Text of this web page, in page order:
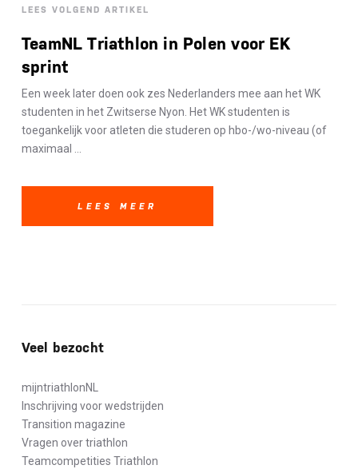
LEES VOLGEND ARTIKEL
TeamNL Triathlon in Polen voor EK
sprint
Een week later doen ook zes Nederlanders mee aan het WK
studenten in het Zwitserse Nyon. Het WK studenten is
toegankelijk voor atleten die studeren op hbo-/wo-niveau (of
maximaal ...
LEES MEER
Veel bezocht
mijntriathlonNL
Inschrijving voor wedstrijden
Transition magazine
Vragen over triathlon
Teamcompetities Triathlon